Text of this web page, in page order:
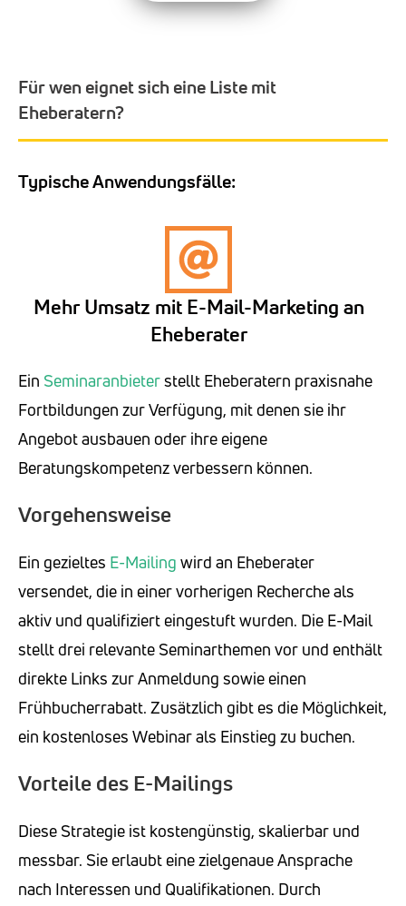
Für wen eignet sich eine Liste mit
Eheberatern?
Typische Anwendungsfälle:
Mehr Umsatz mit E-Mail-Marketing an
Eheberater
Ein Seminaranbieterstellt Eheberatern praxisnahe
Fortbildungen zur Verfügung, mit denen sie ihr
Angebot ausbauen oder ihre eigene
Beratungskompetenz verbessern können.
Vorgehensweise
Ein gezieltes E-Mailing wird an Eheberater
versendet, die in einer vorherigen Recherche als
aktiv und qualifiziert eingestuft wurden. Die E-Mail
stellt drei relevante Seminarthemen vor und enthält
direkte Links zur Anmeldung sowie einen
Frühbucherrabatt. Zusätzlich gibt es die Möglichkeit,
ein kostenloses Webinar als Einstieg zu buchen.
Vorteile des E-Mailings
Diese Strategie ist kostengünstig, skalierbar und
messbar. Sie erlaubt eine zielgenaue Ansprache
nach Interessen und Qualifikationen. Durch